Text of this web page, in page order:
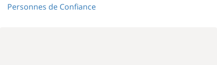
Personnes de Confiance